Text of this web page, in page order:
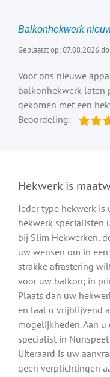
Balkonhekwerk
Geplaatst op: 07.08.2026
Voor ons nieuwe
balkonhekwerk laten
gekomen met een
Beoordeling:
Hekwerk is
Ieder type hekwerk is
hekwerk specialisten
bij Slim Hekwerken,
uw wensen om in
strakke afrastering
voor uw balkon; in
Plaats dan uw
en laat u vrijblijvend
mogelijkheden. Aan
specialist in
Uiteraard is uw
geen verplichtingen